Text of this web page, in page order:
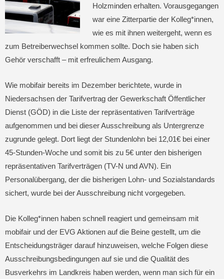
Holzminden erhalten. Vorausgegangen
war eine Zitterpartie der Kolleg*innen,
wie es mit ihnen weitergeht, wenn es
zum Betreiberwechsel kommen sollte. Doch sie haben sich
Gehör verschafft – mit erfreulichem Ausgang.
Wie mobifair bereits im Dezember berichtete, wurde in
Niedersachsen der Tarifvertrag der Gewerkschaft Öffentlicher
Dienst (GÖD) in die Liste der repräsentativen Tarifverträge
aufgenommen und bei dieser Ausschreibung als Untergrenze
zugrunde gelegt. Dort liegt der Stundenlohn bei 12,01€ bei einer
45-Stunden-Woche und somit bis zu 5€ unter den bisherigen
repräsentativen Tarifverträgen (TV-N und AVN). Ein
Personalübergang, der die bisherigen Lohn- und Sozialstandards
sichert, wurde bei der Ausschreibung nicht vorgegeben.
Die Kolleg*innen haben schnell reagiert und gemeinsam mit
mobifair und der EVG Aktionen auf die Beine gestellt, um die
Entscheidungsträger darauf hinzuweisen, welche Folgen diese
Ausschreibungsbedingungen auf sie und die Qualität des
Busverkehrs im Landkreis haben werden, wenn man sich für ein